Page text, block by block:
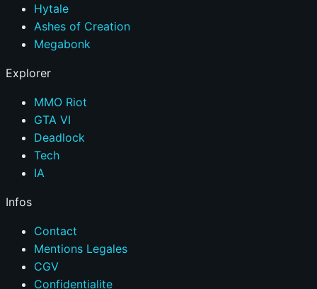
Hytale
Ashes of Creation
Megabonk
Explorer
MMO Riot
GTA VI
Deadlock
Tech
IA
Infos
Contact
Mentions Legales
CGV
Confidentialite